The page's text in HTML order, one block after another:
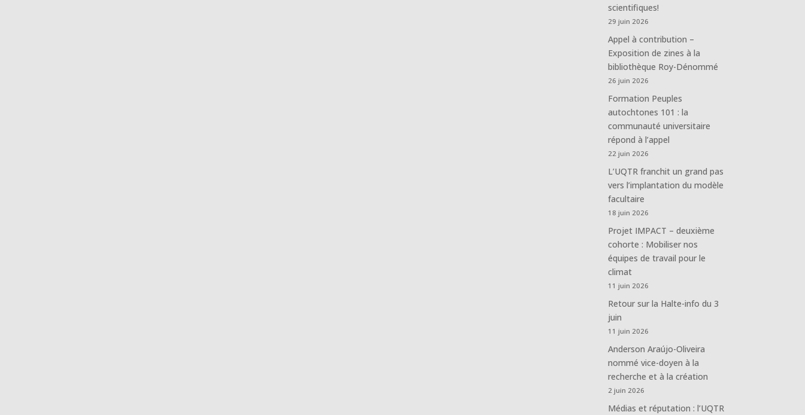
scientifiques!
29 juin 2026
Appel à contribution –
Exposition de zines à la
bibliothèque Roy-Dénommé
26 juin 2026
Formation Peuples
autochtones 101 : la
communauté universitaire
répond à l’appel
22 juin 2026
L’UQTR franchit un grand pas
vers l’implantation du modèle
facultaire
18 juin 2026
Projet IMPACT – deuxième
cohorte : Mobiliser nos
équipes de travail pour le
climat
11 juin 2026
Retour sur la Halte-info du 3
juin
11 juin 2026
Anderson Araújo-Oliveira
nommé vice-doyen à la
recherche et à la création
2 juin 2026
Médias et réputation : l’UQTR